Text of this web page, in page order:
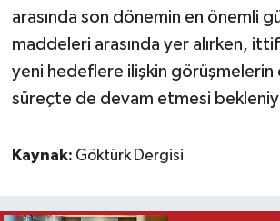
arasında son dönemin en önemli
maddeleri arasında yer alırken,
yeni hedeflere ilişkin görüşmelerin
süreçte de devam etmesi
Kaynak: Göktürk Dergisi